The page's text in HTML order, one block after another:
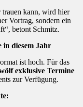
trauen kann, wird hier
Vortrag, sondern ein
betont Schmitz.
diesem Jahr
ist hoch. Für das
exklusive Termine
zur Verfügung.